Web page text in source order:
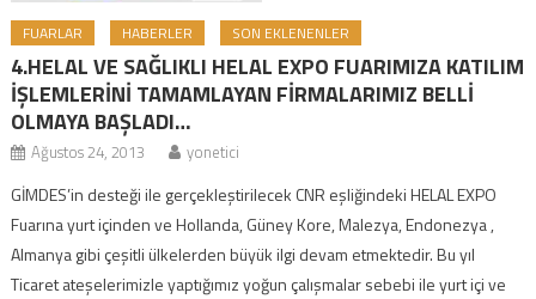
FUARLAR HABERLER SON EKLENENLER
4.HELAL VE SAĞLIKLI HELAL EXPO FUARIMIZA KATILIM
İŞLEMLERİNİ TAMAMLAYAN FİRMALARIMIZ BELLİ
OLMAYA BAŞLADI…
Ağustos 24, 2013 yonetici
GİMDES’in desteği ile gerçekleştirilecek CNR eşliğindeki HELAL EXPO
Fuarına yurt içinden ve Hollanda, Güney Kore, Malezya, Endonezya ,
Almanya gibi çeşitli ülkelerden büyük ilgi devam etmektedir. Bu yıl
Ticaret ateşelerimizle yaptığımız yoğun çalışmalar sebebi ile yurt içi ve